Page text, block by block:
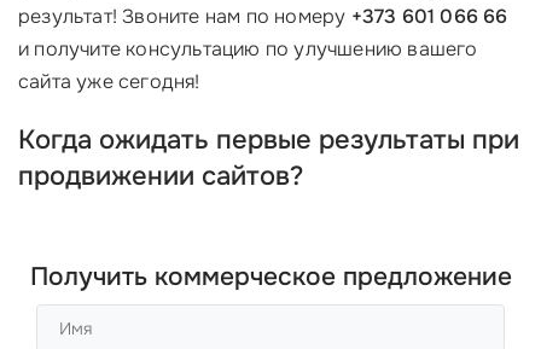
результат! Звоните нам по номеру +373 601 066 66
и получите консультацию по улучшению вашего
сайта уже сегодня!
Когда ожидать первые результаты при
продвижении сайтов?
Получить коммерческое предложение